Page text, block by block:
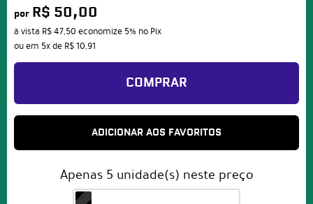
por R$ 50,00
à vista R$ 47,50 economize 5% no Pix
ou em 5xde R$ 10,91
COMPRAR
ADICIONAR AOS FAVORITOS
Apenas 5 unidade(s) neste preço